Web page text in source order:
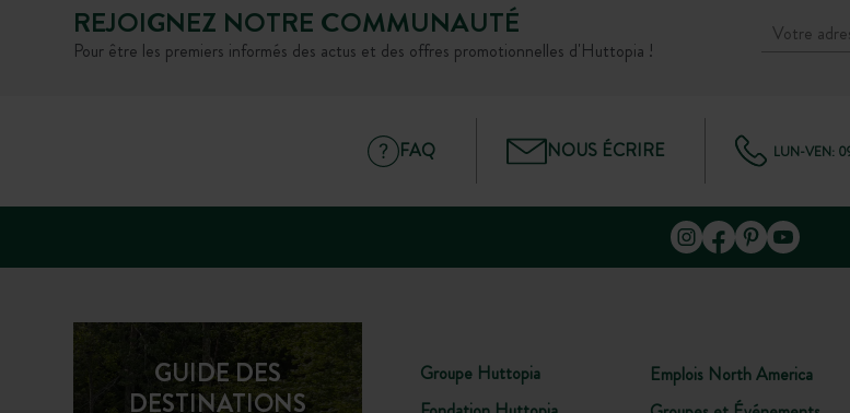
REJOIGNEZ NOTRE COMMUNAUTÉ
Pour être les premiers informés des actus et des offres promotionnelles d'Huttopia !
FAQ NOUS ÉCRIRE
LUN-VEN:
GUIDE DES
DESTINATIONS
Groupe Huttopia
Emplois North America